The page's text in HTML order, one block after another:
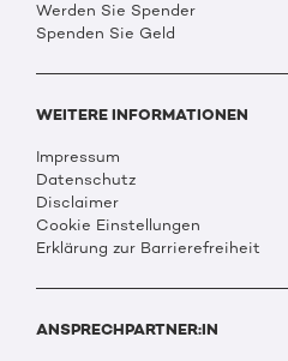
Werden Sie Spender
Spenden Sie Geld
WEITERE INFORMATIONEN
Impressum
Datenschutz
Disclaimer
Cookie Einstellungen
Erklärung zur Barrierefreiheit
ANSPRECHPARTNER:IN